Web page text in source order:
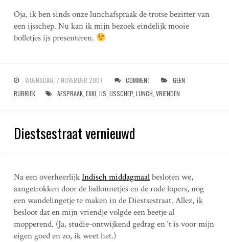
Oja, ik ben sinds onze lunchafspraak de trotse bezitter van
een ijsschep. Nu kan ik mijn bezoek eindelijk mooie
bolletjes ijs presenteren.
WOENSDAG, 7 NOVEMBER 2007 COMMENT
GEEN
RUBRIEK
AFSPRAAK, EXKI IJS IJSSCHEP, LUNCH VRIENDEN
Diestsestraat vernieuwd
Na een overheerlijkIndisch middagmaalbesloten we,
aangetrokken door de ballonnetjes en de rode lopers, nog
een wandelingetje te maken in de Diestsestraat. Allez, ik
besloot dat en mijn vriendje volgde een beetje al
mopperend. (Ja, studie-ontwijkend gedrag en ‘t is voor mijn
eigen goed en zo, ik weet het.)